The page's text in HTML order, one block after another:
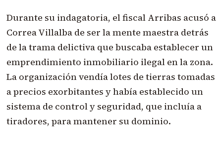
Durante su indagatoria, el fiscal Arribas acusó a
Correa Villalba de ser la mente maestra detrás
de la trama delictiva que buscaba establecer un
emprendimiento inmobiliario ilegal en la zona.
La organización vendía lotes de tierras tomadas
a precios exorbitantes y había establecido un
sistema de control y seguridad, que incluía a
tiradores, para mantener su dominio.